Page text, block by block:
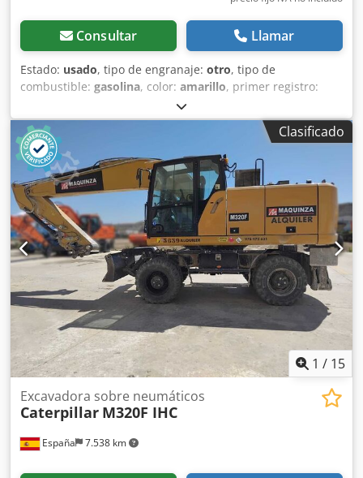
Consultar Llamar
Estado: usado, tipo de engranaje: otro, tipo de
combustible: gasolina, color: amarillo, primer registro:
ninguno
Año de fabricación:2013, horas de funcionamiento:3.700
h, cabina del conductor:
, * Pala * Horquilla para
cargar ... Vehículo usado, IVA incluido. Codpjzrzf Aefx Ai
Aeha
Clasificado
1 / 15
España 7.538 km
Excavadora sobre neumáticos
Caterpillar M320F IHC